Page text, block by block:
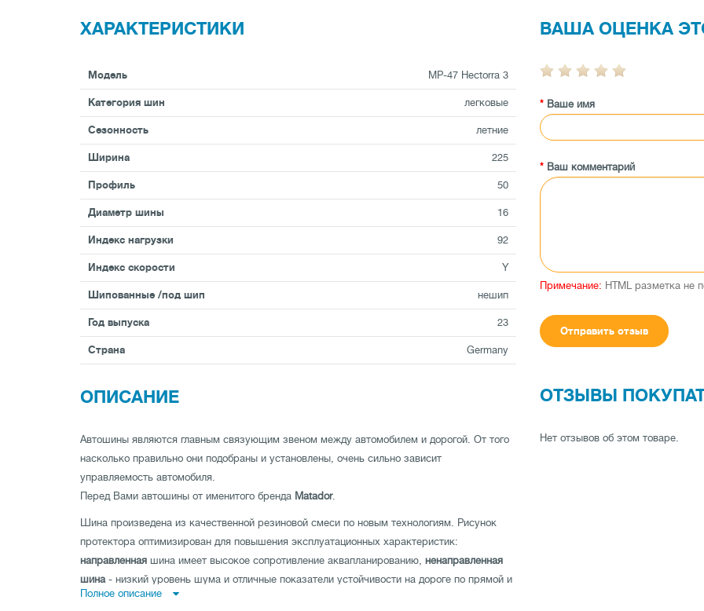
ХАРАКТЕРИСТИКИ
Модель MP-47 Hectorra 3
Категория шин легковые
Сезонность летние
Ширина 225
Профиль 50
Диаметр шины 16
Индекс нагрузки 92
Индекс скорости Y
Шипованные /под шип нешип
Год выпуска 23
Страна Germany
ОПИСАНИЕ
Автошины являются главным связующим звеном между автомобилем и дорогой. От того
насколько правильно они подобраны и установлены, очень сильно зависит
управляемость автомобиля.
Перед Вами автошины от именитого бренда Matador.
Шина произведена из качественной резиновой смеси по новым технологиям. Рисунок
протектора оптимизирован для повышения эксплуатационных характеристик:
направленная шина имеет высокое сопротивление аквапланированию, ненаправленная
шина- низкий уровень шума и отличные показатели устойчивости на дороге по прямой и
асимметричная шина
Полное описание
ВАША ОЦЕНКА
Ваше имя
Ваш комментарий
Примечание: HTML разметка не
Отправить отзыв
ОТЗЫВЫ
Нет отзывов об этом товаре.